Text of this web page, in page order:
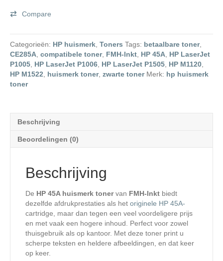
Compare
Categorieën: HP huismerk, Toners Tags: betaalbare toner,
CE285A, compatibele toner, FMH-Inkt, HP 45A, HP LaserJet
P1005, HP LaserJet P1006, HP LaserJet P1505, HP M1120,
HP M1522, huismerk toner, zwarte toner Merk: hp huismerk
toner
Beschrijving
Beoordelingen (0)
Beschrijving
De HP 45A huismerk tonervan FMH-Inkt biedt
dezelfde afdrukprestaties als het originele HP 45A-
cartridge, maar dan tegen een veel voordeligere prijs
en met vaak een hogere inhoud. Perfect voor zowel
thuisgebruik als op kantoor. Met deze toner print u
scherpe teksten en heldere afbeeldingen, en dat keer
op keer.